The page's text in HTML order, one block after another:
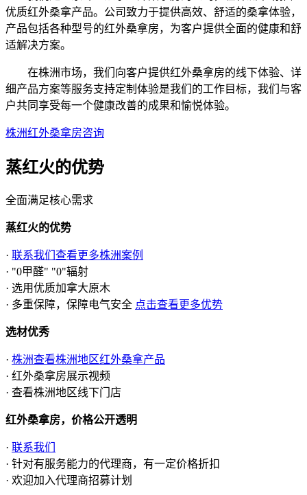
优质红外桑拿产品。公司致力于提供高效、舒适的桑拿体验，
产品包括各种型号的红外桑拿房，为客户提供全面的健康和舒
适解决方案。
在株洲市场，我们向客户提供红外桑拿房的线下体验、详
细产品方案等服务支持定制体验是我们的工作目标，我们与客
户共同享受每一个健康改善的成果和愉悦体验。
株洲红外桑拿房咨询
蒸红火的优势
全面满足核心需求
蒸红火的优势
· 联系我们查看更多株洲案例
· "0甲醛" "0"辐射
· 选用优质加拿大原木
· 多重保障，保障电气安全 点击查看更多优势
选材优秀
· 株洲查看株洲地区红外桑拿产品
· 红外桑拿房展示视频
· 查看株洲地区线下门店
红外桑拿房，价格公开透明
· 联系我们
· 针对有服务能力的代理商，有一定价格折扣
· 欢迎加入代理商招募计划